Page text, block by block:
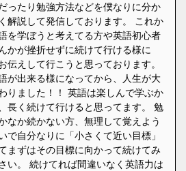
ったり勉強方法などを僕なりに分か
解説して発信しております。 これか
を学ぼうと考えてる方や英語初心者
かが挫折せずに続けて行ける様に
伝えして行こうと思っております。
が出来る様になってから、人生が大
りました！！ 英語は楽しんで学ぶか
長く続けて行けると思ってます。 勉
なか続かない方、無理して覚えよう
で自分なりに「小さくて近い目標」
まずはその目標に向かって続けてみ
い。 続けてれば間違いなく英語力は